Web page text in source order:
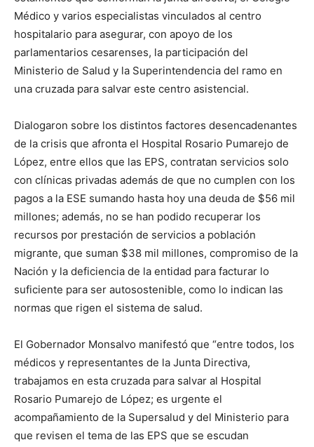
Médico y varios especialistas vinculados al centro
hospitalario para asegurar, con apoyo de los
parlamentarios cesarenses, la participación del
Ministerio de Salud y la Superintendencia del ramo en
una cruzada para salvar este centro asistencial.
Dialogaron sobre los distintos factores desencadenantes
de la crisis que afronta el Hospital Rosario Pumarejo de
López, entre ellos que las EPS, contratan servicios solo
con clínicas privadas además de que no cumplen con los
pagos a la ESE sumando hasta hoy una deuda de $56 mil
millones; además, no se han podido recuperar los
recursos por prestación de servicios a población
migrante, que suman $38 mil millones, compromiso de la
Nación y la deficiencia de la entidad para facturar lo
suficiente para ser autosostenible, como lo indican las
normas que rigen el sistema de salud.
El Gobernador Monsalvo manifestó que “entre todos, los
médicos y representantes de la Junta Directiva,
trabajamos en esta cruzada para salvar al Hospital
Rosario Pumarejo de López; es urgente el
acompañamiento de la Supersalud y del Ministerio para
que revisen el tema de las EPS que se escudan